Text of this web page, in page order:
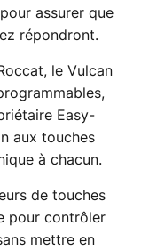
assurer que
répondront.
le Vulcan
Easy-
aux touches
à chacun.
de touches
pour contrôler
mettre en